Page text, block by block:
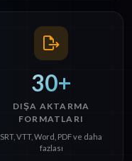
30+
DIŞA AKTARMA
FORMATLARI
SRT, VTT, Word, PDF ve daha
fazlası